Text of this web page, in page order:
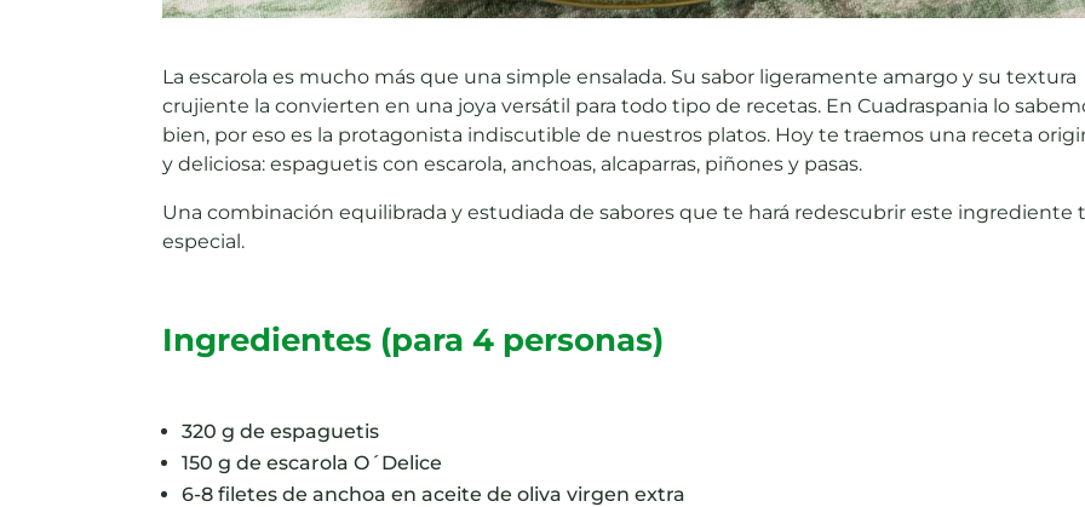
La escarola es mucho más que una simple ensalada. Su sabor ligeramente amargo y su textura
crujiente la convierten en una joya versátil para todo tipo de recetas. En Cuadraspania lo
bien, por eso es la protagonista indiscutible de nuestros platos. Hoy te traemos una receta
y deliciosa: espaguetis con escarola, anchoas, alcaparras, piñones y pasas.
Una combinación equilibrada y estudiada de sabores que te hará redescubrir este ingrediente
especial.
Ingredientes (para 4 personas)
320 g de espaguetis
150 g de escarola O´Delice
6-8 filetes de anchoa en aceite de oliva virgen extra